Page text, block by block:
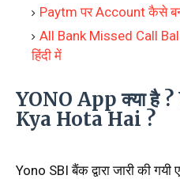
Paytm पर Account कैसे
All Bank Missed Call
हिंदी में
YONO App क्या है
Kya Hota Hai ?
Yono SBI बैंक द्वारा जारी की गयी